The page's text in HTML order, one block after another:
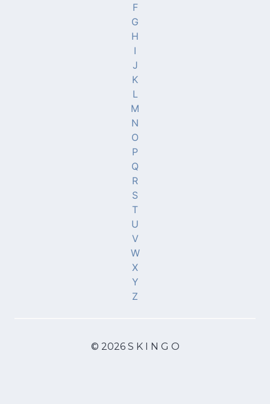
F
G
H
I
J
K
L
M
N
O
P
Q
R
S
T
U
V
W
X
Y
Z
© 2026 S K I N G O